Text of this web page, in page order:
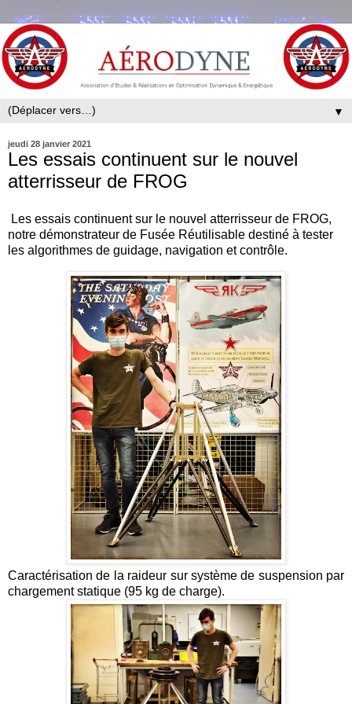
▼
jeudi 28 janvier 2021
Les essais continuent sur le nouvel
atterrisseur de FROG
Les essais continuent sur le nouvel atterrisseur de FROG,
notre démonstrateur de Fusée Réutilisable destiné à tester
les algorithmes de guidage, navigation et contrôle.
Caractérisation de la raideur sur système de suspension par
chargement statique (95 kg de charge).